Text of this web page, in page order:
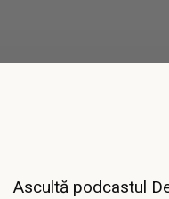
Ascultă podcastul